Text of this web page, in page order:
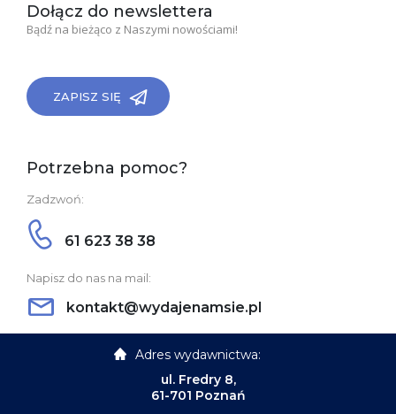
Dołącz do newslettera
Bądź na bieżąco z Naszymi nowościami!
ZAPISZ SIĘ
Potrzebna pomoc?
Zadzwoń:
61 623 38 38
Napisz do nas na mail:
kontakt@wydajenamsie.pl
Adres wydawnictwa:
ul. Fredry 8,
61-701 Poznań